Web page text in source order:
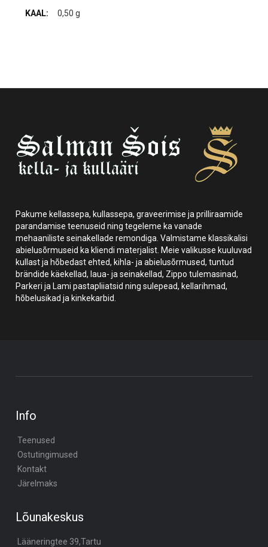
0,50 g
Pakume kellassepa, kullassepa, graveerimise ja prilliraamide
parandamise teenuseid ning tegeleme ka vanade
mehaaniliste seinakellade remondiga. Valmistame klassikalisi
abielusõrmuseid ka kliendi materjalist. Meie valikusse kuuluvad
kullast ja hõbedast ehted, kihla- ja abielusõrmused, tuntud
brändide käekellad, laua- ja seinakellad, Zippo tulemasinad,
Parkeri ja Lami pastapliiatsid ning sulepead, kellarihmad,
hõbelusikad ja kinkekarbid.
Info
Teenused
Ostutingimused
Kontakt
Järelmaks
Lõunakeskus
Lääneringtee 39,Tartu